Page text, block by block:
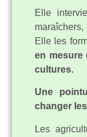
Elle
Elle les
en mesure
cultures.
Une
changer
Les